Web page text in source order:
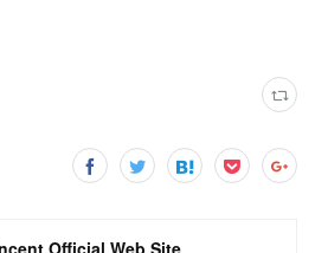
Official Web Site